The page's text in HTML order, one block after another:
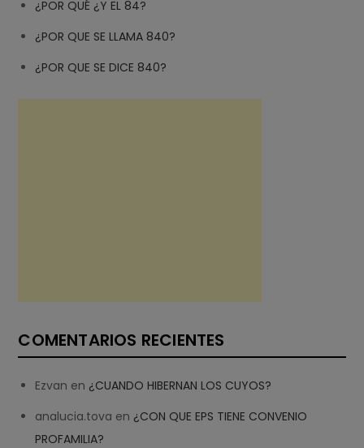
¿POR QUÉ ¿Y EL 84?
¿POR QUE SE LLAMA 840?
¿POR QUE SE DICE 840?
COMENTARIOS RECIENTES
Ezvan en ¿CUANDO HIBERNAN LOS CUYOS?
analucia.tova en ¿CON QUE EPS TIENE CONVENIO
PROFAMILIA?